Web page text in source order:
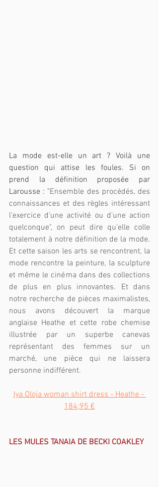
La mode est-elle un art ? Voilà une
question qui attise les foules. Si on
prend la définition proposée par
Larousse : "Ensemble des procédés, des
connaissances et des règles intéressant
l'exercice d'une activité ou d'une action
quelconque", on peut dire qu'elle colle
totalement à notre définition de la mode.
Et cette saison les arts se rencontrent, la
mode rencontre la peinture, la sculpture
et même le cinéma dans des collections
de plus en plus innovantes. Et dans
notre recherche de pièces maximalistes,
nous avons découvert la marque
anglaise Heathe et cette robe chemise
illustrée par un superbe canevas
représentant des femmes sur un
marché, une pièce qui ne laissera
personne indifférent.
Iya Oloja woman shirt dress - Heathe -
184;95 €
LES MULES TANAIA DE BECKI COAKLEY